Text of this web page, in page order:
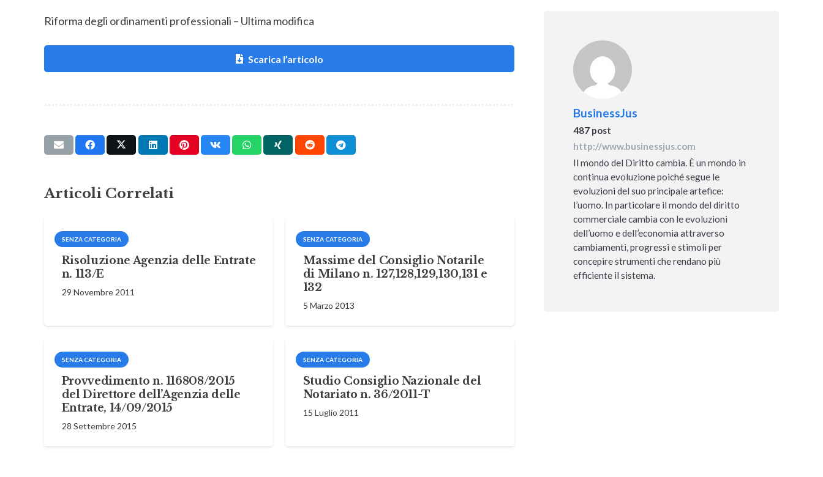
Riforma degli ordinamenti professionali – Ultima modifica
Scarica l’articolo
Articoli Correlati
SENZA CATEGORIA
Risoluzione Agenzia delle Entrate
n. 113/E
29 Novembre 2011
SENZA CATEGORIA
Massime del Consiglio Notarile
di Milano n. 127,128,129,130,131 e
132
5 Marzo 2013
SENZA CATEGORIA
Provvedimento n. 116808/2015
del Direttore dell’Agenzia delle
Entrate, 14/09/2015
28 Settembre 2015
SENZA CATEGORIA
Studio Consiglio Nazionale del
Notariato n. 36/2011-T
15 Luglio 2011
BusinessJus
487 post
http://www.businessjus.com
Il mondo del Diritto cambia. È un mondo in
continua evoluzione poiché segue le
evoluzioni del suo principale artefice:
l’uomo. In particolare il mondo del diritto
commerciale cambia con le evoluzioni
dell’uomo e dell’economia attraverso
cambiamenti, progressi e stimoli per
concepire strumenti che rendano più
efficiente il sistema.